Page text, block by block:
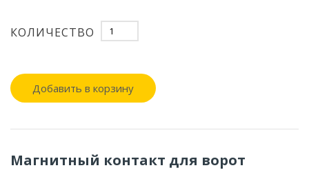
КОЛИЧЕСТВО
Добавить в корзину
Магнитный контакт для ворот